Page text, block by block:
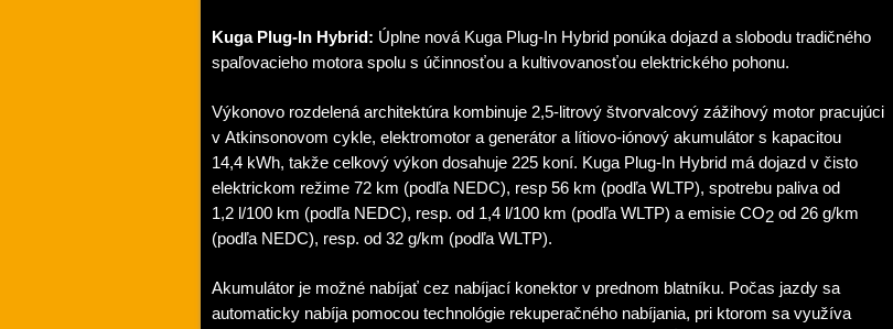
Kuga Plug-In Hybrid: Úplne nová Kuga Plug-In Hybrid ponúka dojazd a slobodu tradičného
spaľovacieho motora spolu s účinnosťou a kultivovanosťou elektrického pohonu.
Výkonovo rozdelená architektúra kombinuje 2,5-litrový štvorvalcový zážihový motor pracujúci
v Atkinsonovom cykle, elektromotor a generátor a lítiovo-iónový akumulátor s kapacitou
14,4 kWh, takže celkový výkon dosahuje 225 koní. Kuga Plug-In Hybrid má dojazd v čisto
elektrickom režime 72 km (podľa NEDC), resp 56 km (podľa WLTP), spotrebu paliva od
1,2 l/100 km (podľa NEDC), resp. od 1,4 l/100 km (podľa WLTP) a emisie CO2 od 26 g/km
(podľa NEDC), resp. od 32 g/km (podľa WLTP).
Akumulátor je možné nabíjať cez nabíjací konektor v prednom blatníku. Počas jazdy sa
automaticky nabíja pomocou technológie rekuperačného nabíjania, pri ktorom sa využíva